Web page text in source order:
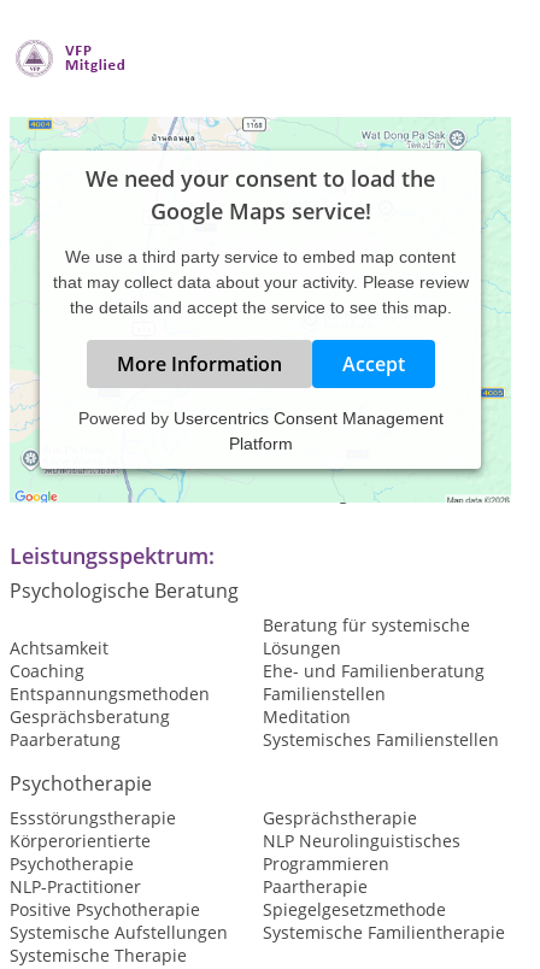
We need your consent to load the
Google Maps service!
We use a third party service to embed map content
that may collect data about your activity. Please review
the details and accept the service to see this map.
More Information Accept
Powered by Usercentrics Consent Management
Platform
Praxiszeiten:
Termine nach telefonischer Vereinbarung
Leistungsspektrum:
Psychologische Beratung
Achtsamkeit
Beratung für systemische
Lösungen
Coaching
Ehe- und Familienberatung
Entspannungsmethoden
Familienstellen
Gesprächsberatung
Meditation
Paarberatung
Systemisches Familienstellen
Psychotherapie
Essstörungstherapie
Gesprächstherapie
Körperorientierte
Psychotherapie
NLP Neurolinguistisches
Programmieren
NLP-Practitioner
Paartherapie
Positive Psychotherapie
Spiegelgesetzmethode
Systemische Aufstellungen
Systemische Familientherapie
Systemische Therapie